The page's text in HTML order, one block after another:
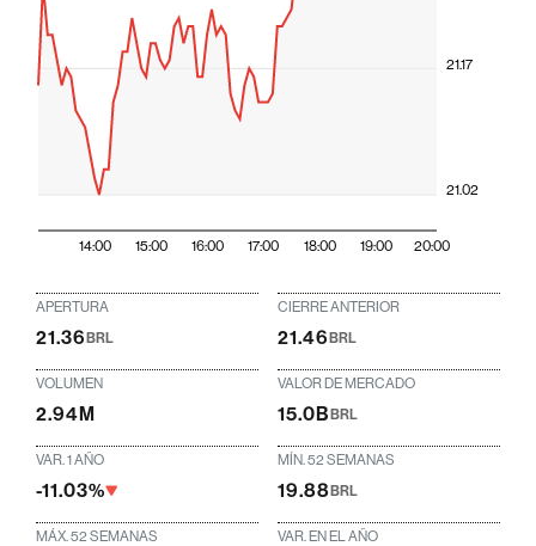
14:00 15:00 16:00 17:00 18:00 19:00 20:00
21.02
21.17
APERTURA
21.36BRL
CIERRE ANTERIOR
21.46BRL
VOLUMEN
2.94M
VALOR DE MERCADO
15.0BBRL
VAR. 1 AÑO
-11.03%
MÍN. 52 SEMANAS
19.88BRL
MÁX. 52 SEMANAS VAR. EN EL AÑO